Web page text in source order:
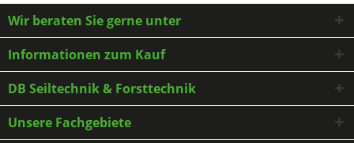
Wir beraten Sie gerne unter
Informationen zum Kauf
DB Seiltechnik & Forsttechnik
Unsere Fachgebiete